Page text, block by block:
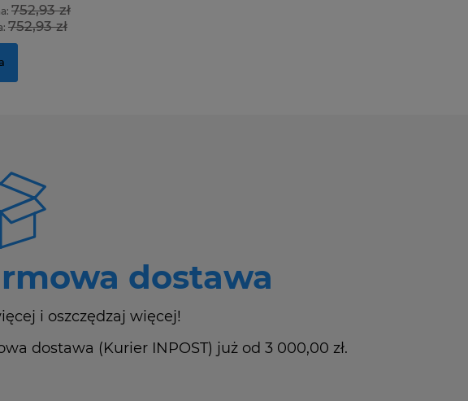
752,93 zł
752,93 zł
dostawa
i oszczędzaj więcej!
dostawa (Kurier INPOST) już od 3 000,00 zł.